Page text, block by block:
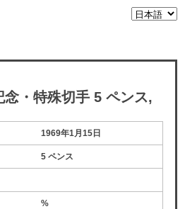
・特殊切手 5 ペンス,
1969年1月15日
5 ペンス
%